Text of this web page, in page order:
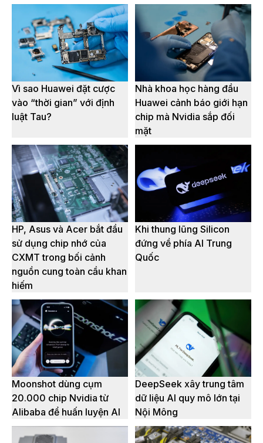
Vì sao Huawei đặt cược
vào “thời gian” với định
luật Tau?
Nhà khoa học hàng đầu
Huawei cảnh báo giới hạn
chip mà Nvidia sắp đối
mặt
HP, Asus và Acer bắt đầu
sử dụng chip nhớ của
CXMT trong bối cảnh
nguồn cung toàn cầu khan
hiếm
Khi thung lũng Silicon
đứng về phía AI Trung
Quốc
Moonshot dùng cụm
20.000 chip Nvidia từ
Alibaba để huấn luyện AI
DeepSeek xây trung tâm
dữ liệu AI quy mô lớn tại
Nội Mông